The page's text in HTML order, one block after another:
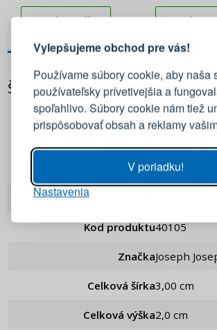
Vylepšujeme obchod pre vás!
Používame súbory cookie, aby naša
používateľsky prívetivejšia a
spoľahlivo. Súbory cookie nám tiež
prispôsobovať obsah a reklamy
V poriadku!
Nastavenia
PRIDAŤ DO KOŠÍKA PRIDAŤ DO
ŠPECIFIKÁCIA
Joseph Joseph
Kod produktu 40105
Značka Joseph
Celková šírka 3,00 cm
Celková výška 2,0 cm
PRIHLÁSENIE
Prihláste sa k svojmu
PRIHLÁSIŤ SA
Pripomenutie hesla